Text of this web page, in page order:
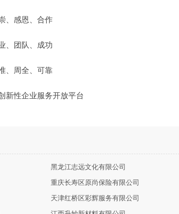
、感恩、合作
、团队、成功
、周全、可靠
新性企业服务开放平台
黑龙江志远文化有限公司
重庆长寿区原尚保险有限公司
天津红桥区彩辉服务有限公司